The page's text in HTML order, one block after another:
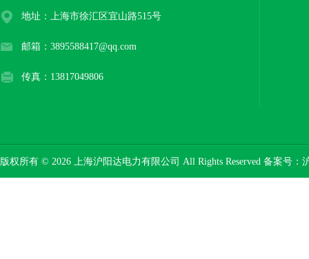
地址：上海市徐汇区宜山路515号
邮箱：3895588417@qq.com
传真：13817049806
版权所有 © 2026 上海沪阳达电力有限公司 All Rights Reserved 备案号：